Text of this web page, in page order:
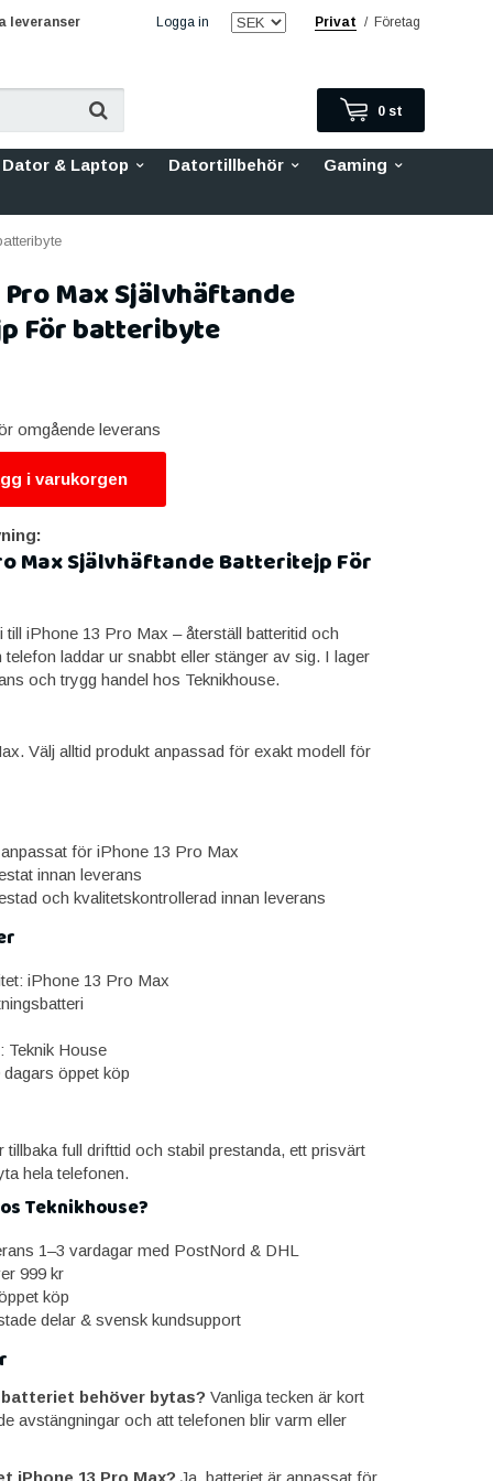
Logga in Privat / Företag
leveranser
0 st
Dator & Laptop Datortillbehör Gaming
Pro Max Självhäftande
För batteribyte
omgående leverans
i varukorgen
Max Självhäftande Batteritejp För
till iPhone 13 Pro Max – återställ batteritid och
telefon laddar ur snabbt eller stänger av sig. I lager
och trygg handel hos Teknikhouse.
Välj alltid produkt anpassad för exakt modell för
för iPhone 13 Pro Max
innan leverans
och kvalitetskontrollerad innan leverans
iPhone 13 Pro Max
Teknik House
dagars öppet köp
tillbaka full drifttid och stabil prestanda, ett prisvärt
hela telefonen.
Teknikhouse?
1–3 vardagar med PostNord & DHL
999 kr
köp
delar & svensk kundsupport
behöver bytas? Vanliga tecken är kort
avstängningar och att telefonen blir varm eller
iPhone 13 Pro Max? Ja, batteriet är anpassat för